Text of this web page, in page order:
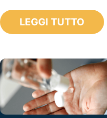
LEGGI TUTTO